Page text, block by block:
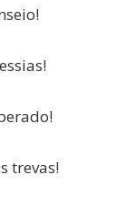
trevas!